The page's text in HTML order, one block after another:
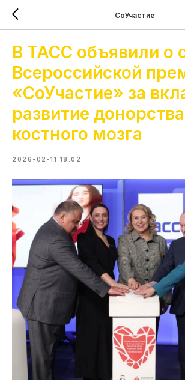
СоУчастие
В ТАСС объявили о
Всероссийской
«СоУчастие» за
развитие
костного мозга
2026-02-11 18:02